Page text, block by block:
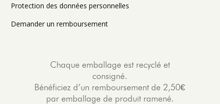
Protection des données personnelles
Demander un remboursement
Chaque emballage est recyclé et
consigné.
Bénéficiez d’un remboursement de 2,50€
par emballage de produit ramené.